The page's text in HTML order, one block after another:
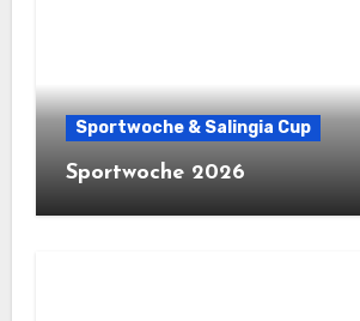
Sportwoche & Salingia Cup
Sportwoche 2026